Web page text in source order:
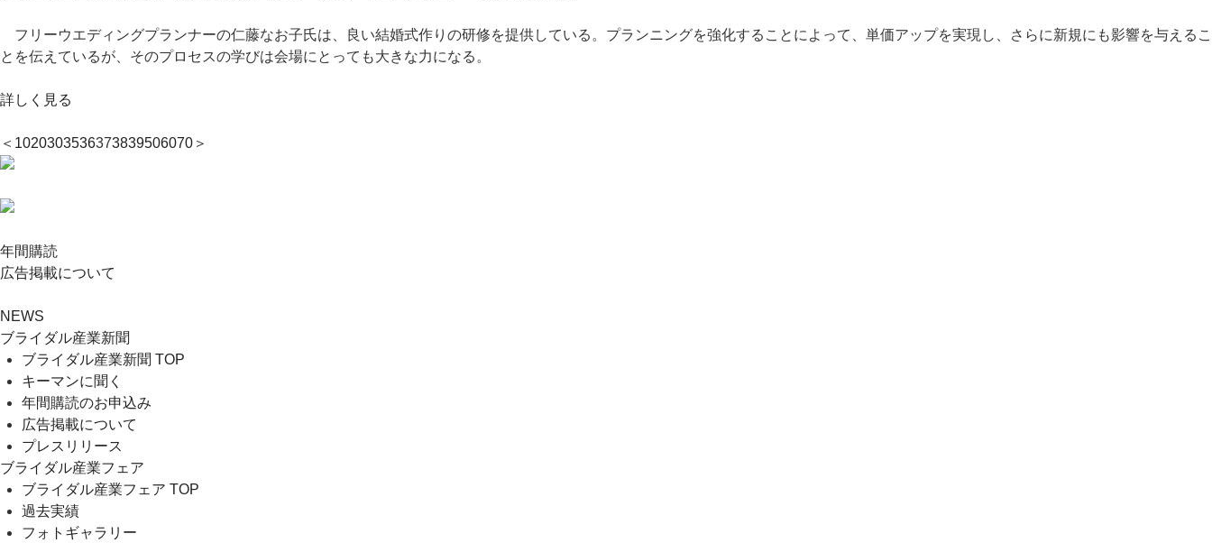
フリーウエディングプランナーの仁藤なお子氏は、良い結婚式作りの研修を提供している。プランニングを強化することによって、単価アップを実現し、さらに新規にも影響を与えるこ
とを伝えているが、そのプロセスの学びは会場にとっても大きな力になる。
詳しく見る
＜ 1020303536373839506070 ＞
年間購読
広告掲載について
NEWS
ブライダル産業新聞
ブライダル産業新聞 TOP
キーマンに聞く
年間購読のお申込み
広告掲載について
プレスリリース
ブライダル産業フェア
ブライダル産業フェア TOP
過去実績
フォトギャラリー